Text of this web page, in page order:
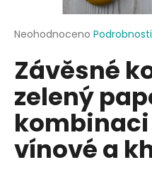
Průměrné
produktu
je
z
5
hvězdiček.
Neohodnoceno
Závěsné
zelený
vínové a
j
t
?